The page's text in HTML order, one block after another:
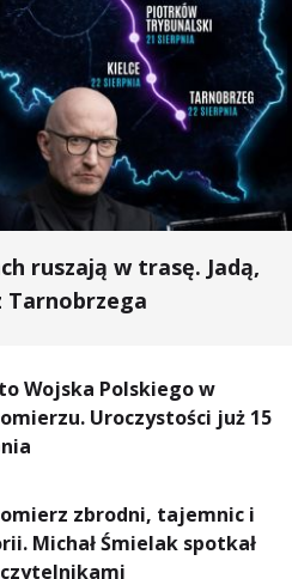
ruszają w trasę. Jadą,
Tarnobrzega
Wojska Polskiego w
Uroczystości już 15
zbrodni, tajemnic i
Michał Śmielak spotkał
czytelnikami